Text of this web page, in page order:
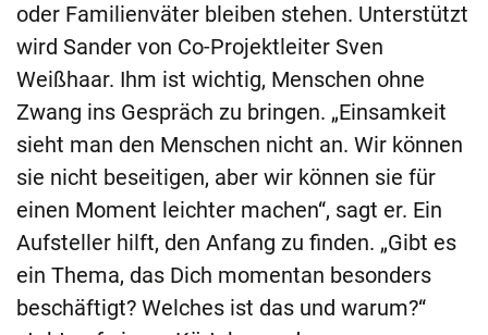
oder Familienväter bleiben stehen. Unterstützt
wird Sander von Co-Projektleiter Sven
Weißhaar. Ihm ist wichtig, Menschen ohne
Zwang ins Gespräch zu bringen. „Einsamkeit
sieht man den Menschen nicht an. Wir können
sie nicht beseitigen, aber wir können sie für
einen Moment leichter machen“, sagt er. Ein
Aufsteller hilft, den Anfang zu finden. „Gibt es
ein Thema, das Dich momentan besonders
beschäftigt? Welches ist das und warum?“